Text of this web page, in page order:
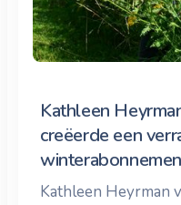
Kathleen
creëerde een
Kathleen Heyrman